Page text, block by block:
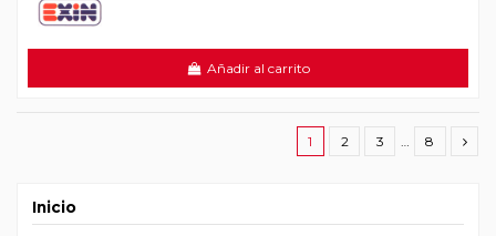
Añadir al carrito
1 2 3 8
Inicio